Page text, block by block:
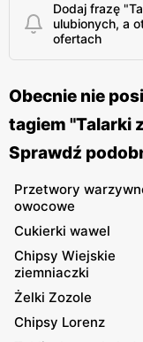
Dodaj frazę
ulubionych, a
ofertach
Obecnie nie
tagiem "Talarki
Sprawdź
Przetwory
owocowe
Cukierki wawel
Chipsy Wiejskie
ziemniaczki
Żelki Zozole
Chipsy Lorenz